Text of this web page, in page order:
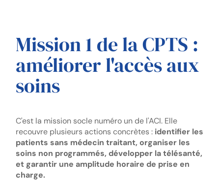
Mission 1 de la CPTS :
améliorer l'accès aux
soins
C'est la mission socle numéro un de l'ACI. Elle
recouvre plusieurs actions concrètes : identifier les
patients sans médecin traitant, organiser les
soins non programmés, développer la télésanté,
et garantir une amplitude horaire de prise en
charge.